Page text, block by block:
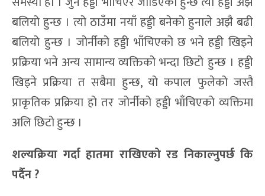
बलियो हुन्छ । त्यो ठाउँमा नयाँ हड्डी बनेको हुनाले अझै बढी
बलियो हुन्छ । जोर्नीको हड्डी भाँचिएको छ भने हड्डी खिइने
प्रक्रिया भने अन्य सामान्य व्यक्तिको भन्दा छिटो हुन्छ । हड्डी
खिइने प्रक्रिया त सबैमा हुन्छ, यो कपाल फुलेको जस्तै
प्राकृतिक प्रक्रिया हो तर जोर्नीको हड्डी भाँचिएको व्यक्तिमा
अलि छिटो हुन्छ ।
शल्यक्रिया गर्दा हातमा राखिएको रड निकाल्नुपर्छ कि
पर्दैन ?